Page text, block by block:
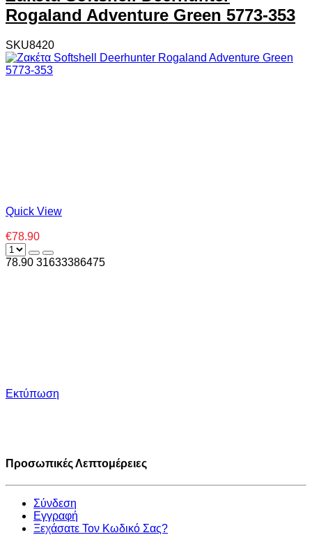
Rogaland Adventure Green 5773-353
SKU8420
Quick View
€78.90
78.90 31633386475
Εκτύπωση
Προσωπικές Λεπτομέρειες
Σύνδεση
Εγγραφή
Ξεχάσατε Τον Κωδικό Σας?